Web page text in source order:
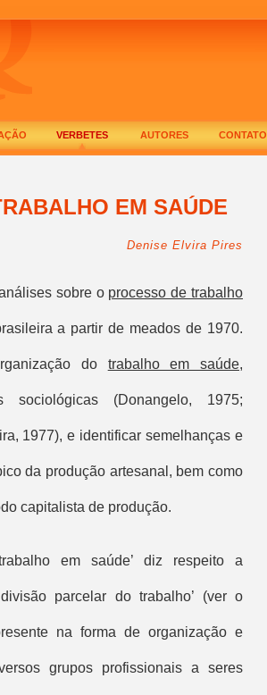
VERBETES AUTORES CONTATO
EM SAÚDE
Denise Elvira Pires
sobre o processo de trabalho
a partir de meados de 1970.
do trabalho em saúde,
sociológicas (Donangelo, 1975;
1977), e identificar semelhanças e
da produção artesanal, bem como
capitalista de produção.
em saúde’ diz respeito a
divisão parcelar do trabalho’ (ver o
na forma de organização e
grupos profissionais a seres